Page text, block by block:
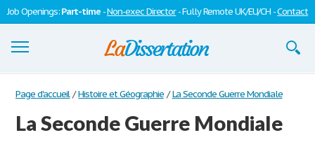
Job Openings:Part-time -Non-exec Director- Fully Remote UK/EU/CH -Contact
Dissertations
S'inscrire
Page d'accueil / Histoire et Géographie / La Seconde Guerre Mondiale
La Seconde Guerre Mondiale